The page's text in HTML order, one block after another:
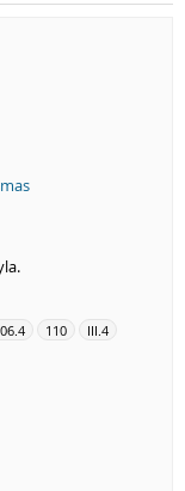
110
III.4